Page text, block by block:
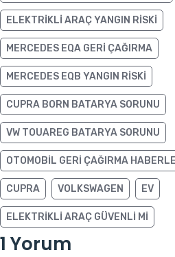
ELEKTRIKLI ARAÇ YANGIN RISKI
MERCEDES EQA GERI ÇAĞIRMA
MERCEDES EQB YANGIN RISKI
CUPRA BORN BATARYA SORUNU
VW TOUAREG BATARYA SORUNU
OTOMOBIL GERI ÇAĞIRMA
CUPRA VOLKSWAGEN EV
ELEKTRIKLI ARAÇ GÜVENLI MI
1 Yorum